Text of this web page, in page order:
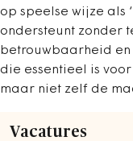
op speelse wijze als
ondersteunt zonder
betrouwbaarheid
die essentieel is
maar niet zelf de
Vacatures